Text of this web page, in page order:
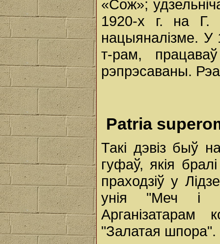
«Сож»;
1920-х г. на Г.
нацыяналізме. У
т-рам,
рэпрэсаваны.
Patria
Такі дэвіз быў
гуфаў, якія
праходзіў у
унія "Меч і
Арганізатарам
"Залатая шпора".